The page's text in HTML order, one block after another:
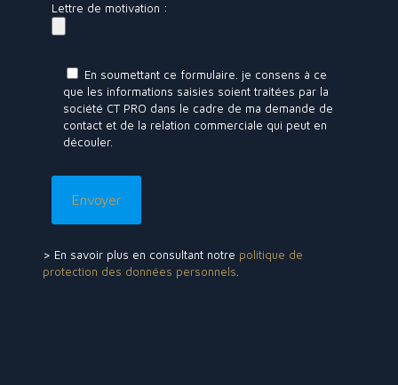
Lettre de motivation :
En soumettant ce formulaire. je consens à ce
que les informations saisies soient traitées par la
société CT PRO dans le cadre de ma demande de
contact et de la relation commerciale qui peut en
découler.
> En savoir plus en consultant notre politique de
protection des données personnels.